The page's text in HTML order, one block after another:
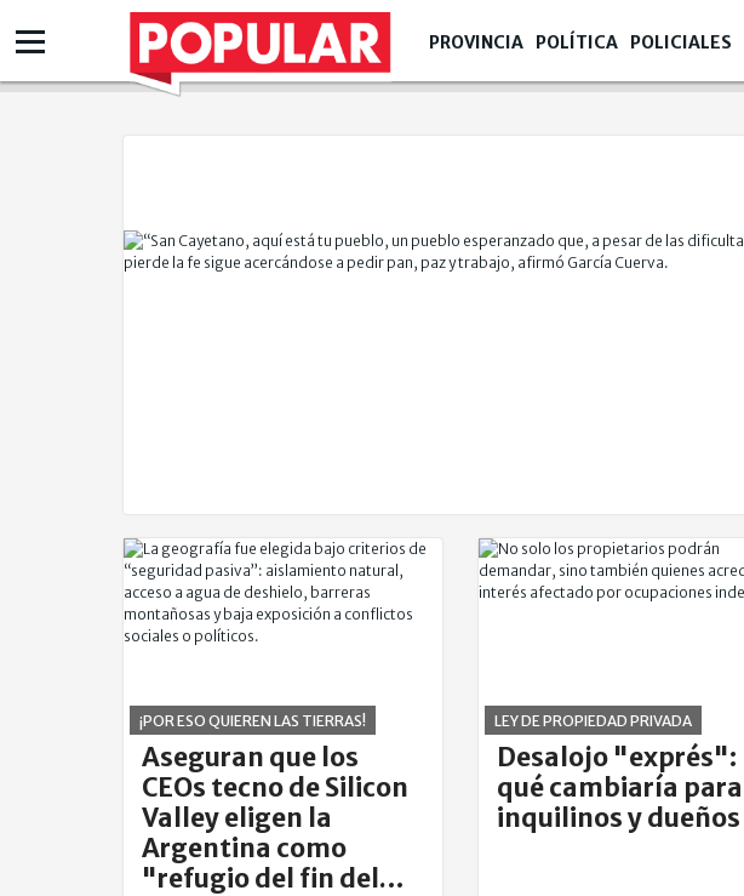
PROVINCIA POLÍTICA POLICIALES
¡POR ESO QUIEREN LAS TIERRAS!
Aseguran que los
CEOs tecno de Silicon
Valley eligen la
Argentina como
"refugio del fin del
LEY DE PROPIEDAD PRIVADA
Desalojo "exprés":
qué cambiaría para
inquilinos y dueños